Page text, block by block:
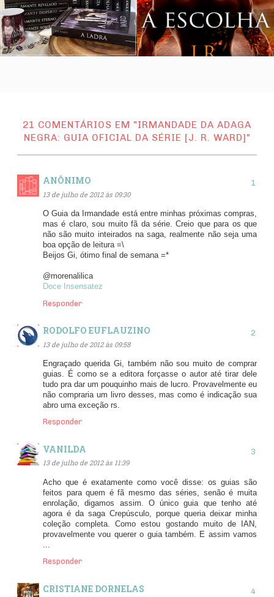
21 COMENTÁRIOS EM "IRMANDADE DA ADAGA
NEGRA: GUIA OFICIAL DA SÉRIE [J. R. WARD]"
ANÔNIMO
13 de julho de 2012 às 09:30
O Guia da Irmandade está entre minhas próximas compras,
mas é claro, sou muito fã da série. Creio que para os que
não são muito inteirados na saga, realmente não seja uma
boa opção de leitura =\
Beijos Gi, ótimo final de semana =*
@morenalilica
Doce Insensatez
Responder
RODOLFO EUFLAUZINO
13 de julho de 2012 às 09:58
Engraçado querida Gi, também não sou muito de comprar
guias. É como se a editora forçasse o autor até tirar dele
tudo pra dar um pouquinho mais de lucro. Provavelmente eu
não compraria um livro desses, mas como é indicação sua
abro uma exceção rs.
Responder
VANILDA
13 de julho de 2012 às 11:39
Acho que é exatamente como você disse: os guias são
feitos para quem é fã mesmo das séries, senão é muita
enrolação, digamos assim. O único guia que tenho até
agora é da saga Crepúsculo, porque queria deixar minha
coleção completa. Como estou gostando muito de IAN,
provavelmente vou querer o guia também. E assim vamos
...
Responder
CRISTIANE DORNELAS